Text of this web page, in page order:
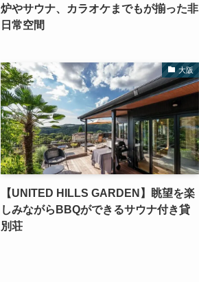
炉やサウナ、カラオケまでもが揃った非
日常空間
大阪
【UNITED HILLS GARDEN】眺望を楽
しみながらBBQができるサウナ付き貸
別荘